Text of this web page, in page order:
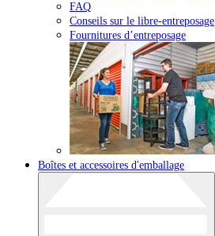
FAQ
Conseils sur le libre-entreposage
Fournitures d’entreposage
Boîtes et accessoires d'emballage